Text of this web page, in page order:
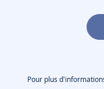
Pour plus